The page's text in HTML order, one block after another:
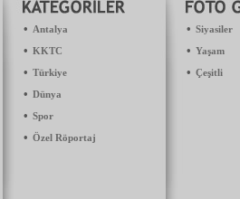
• Antalya
• KKTC
• Türkiye
• Dünya
• Spor
• Özel Röportaj
• Siyasiler
• Yaşam
• Çeşitli